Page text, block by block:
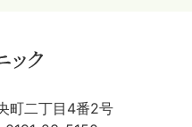
町二丁目4番2号